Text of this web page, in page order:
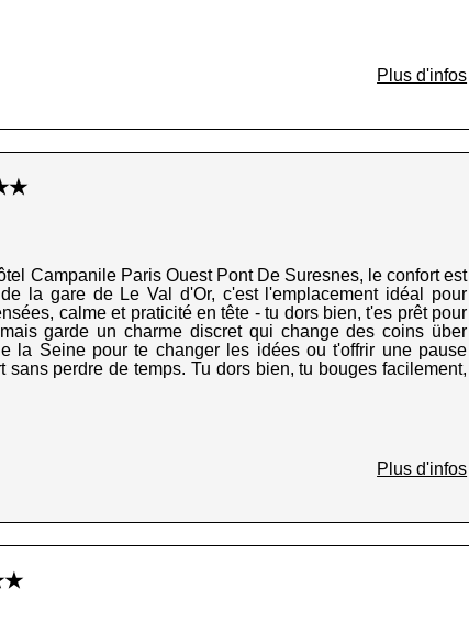
Plus d'infos
Campanile Paris Ouest Pont De Suresnes, le confort est
la gare de Le Val d'Or, c'est l'emplacement idéal pour
calme et praticité en tête - tu dors bien, t'es prêt pour
garde un charme discret qui change des coins über
la Seine pour te changer les idées ou t'offrir une pause
perdre de temps. Tu dors bien, tu bouges facilement,
Plus d'infos